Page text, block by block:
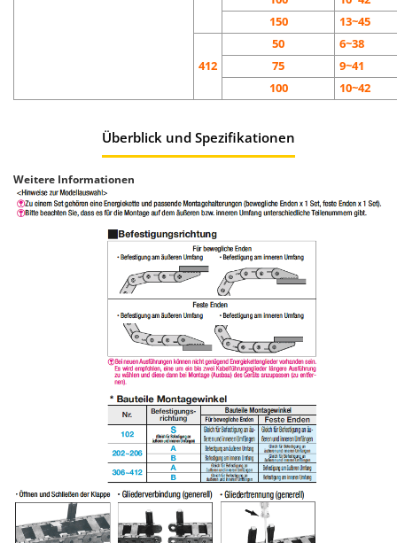
150
13~45
412
50
6~38
75
9~41
100
10~42
Überblick und Spezifikationen
Weitere Informationen